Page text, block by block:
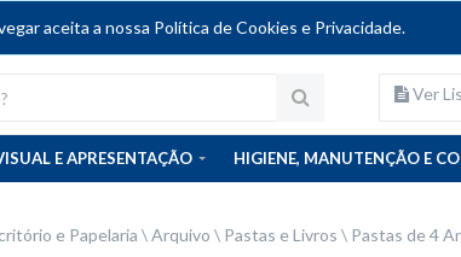
aceita a nossa Política de Cookies e Privacidade.
Ver
E APRESENTAÇÃO HIGIENE, MANUTENÇÃO E
e Papelaria Arquivo Pastas e Livros Pastas de 4